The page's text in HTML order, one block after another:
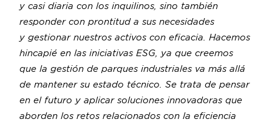
y casi diaria con los inquilinos, sino también
responder con prontitud a sus necesidades
y gestionar nuestros activos con eficacia. Hacemos
hincapié en las iniciativas ESG, ya que creemos
que la gestión de parques industriales va más allá
de mantener su estado técnico. Se trata de pensar
en el futuro y aplicar soluciones innovadoras que
aborden los retos relacionados con la eficiencia